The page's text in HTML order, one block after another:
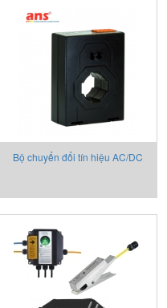
Bộ chuyển đổi tín hiệu AC/DC